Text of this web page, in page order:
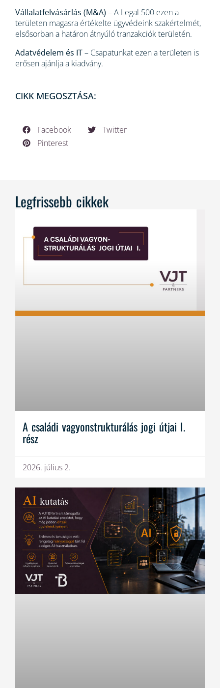
Vállalatfelvásárlás (M&A) – A Legal 500 ezen a
területen magasra értékelte ügyvédeink szakértelmét,
elsősorban a határon átnyúló tranzakciók területén.
Adatvédelem és IT– Csapatunkat ezen a területen is
erősen ajánlja a kiadvány.
CIKK MEGOSZTÁSA:
Facebook
Twitter
Pinterest
Legfrissebb cikkek
A családi vagyonstrukturálás jogi útjai I.
rész
2026. július 2.